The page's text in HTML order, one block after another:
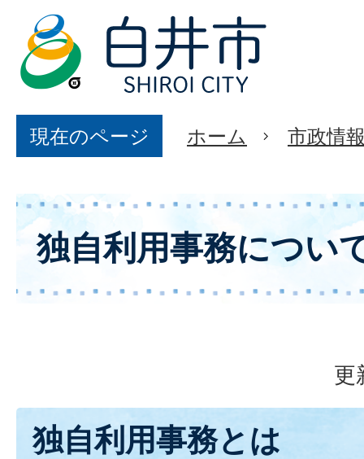
現在のページ ホーム 市政情
独自利用事務につい
更
独自利用事務とは